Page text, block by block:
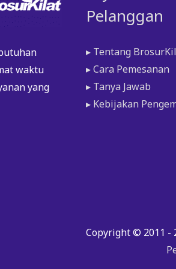
diambil
halaman
produk
waktu
yang
Pelanggan
▸ Tentang
▸ Cara Pemesanan
▸ Tanya Jawab
▸ Kebijakan
Copyright © 2011 -